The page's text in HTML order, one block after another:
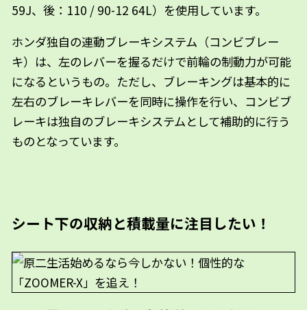
59J、後：110 / 90-12 64L）を使用しています。
ホンダ独自の連動ブレーキシステム（コンビブレー
キ）は、左のレバーを握るだけで前輪の制動力が可能
になるというもの。ただし、ブレーキングは基本的に
左右のブレーキレバーを同時に操作を行い、コンビブ
レーキは独自のブレーキシステムとして補助的に行う
ものとなっています。
シート下の収納と積載量に注目したい！